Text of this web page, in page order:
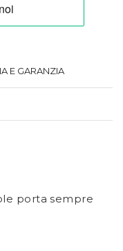
E GARANZIA
porta sempre